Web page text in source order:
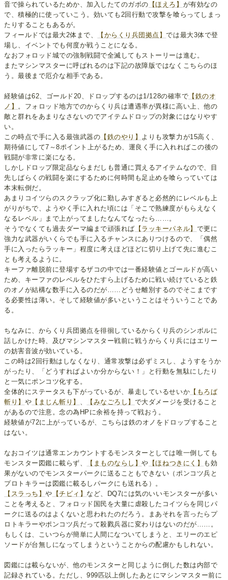
音で操られているためか、加入したてのガボの 【ほえろ】 が有効なの
で、積極的に使っていこう。効いても2回行動で攻撃を喰らってしまっ
たりすることもあるが。
フィールドでは最大2体まで、
【からくり兵団拠点】では最大3体で登
場し、イベントでも何度か戦うことになる。
なおフォロッド城での強制戦闘で全滅してもストーリーは進む。
またマシンマスターに呼ばれるのは下記の故障版ではなくこちらのほ
う。最後まで厄介な相手である。
経験値は62、ゴールド20、ドロップするのは1/128の確率で 【鉄のオ
ノ】 。フォロッド地方でのからくり兵は遭遇率が異様に高い上、他の
敵と群れをあまりなさないのでアイテムドロップの対象にはなりやす
い。
この時点で手に入る最強武器の 【鉄のやり】 よりも攻撃力が15高く、
期待値にして7～8ポイント上がるため、運良く手に入れればこの後の
戦闘が非常に楽になる。
しかしドロップ限定品ならまだしも普通に買えるアイテムなので、目
先しばらくの戦闘を楽にするために何時間も足止めを喰らっていては
本末転倒だ。
あまりコイツらのスクラップ化に勤しみすぎると必然的にレベルも上
がりがちで、ようやく手に入れた頃には「そこで熟練度がもらえなく
なるレベル」まで上がってましたなんてなったら……。
そうでなくても過去ダーマ編まで頑張れば 【ラッキーパネル】 で更に
強力な武器がいくらでも手に入るチャンスにありつけるので、「偶然
手に入ったらラッキー」程度に考えほどほどに切り上げて先に進むこ
とも考えるように。
キーファ離脱前に登場するザコの中では一番経験値とゴールドが高い
ため、キーファのレベルをひたすら上げるために戦い続けていると鉄
のオノが結構な数手に入るのだが……どうせ離別するのでそこまです
る必要性は薄い。そして経験値が多いということはそういうことであ
る。
ちなみに、からくり兵団拠点を徘徊しているからくり兵のシンボルに
話しかけた時、及びマシンマスター戦前に戦うからくり兵にはエリー
の妨害音波が効いている。
この時は2回行動はしなくなり、通常攻撃は必ずミスし、ようすをうか
がったり、「どうすればよいか分からない！」と行動を無駄にしたり
と一気にポンコツ化する。
全体的にステータスも下がっているが、暴走しているせいか 【もろば
斬り】 や 【まじん斬り】 、 【みなごろし】 で大ダメージを受けること
があるので注意。念の為HPに余裕を持って戦おう。
経験値が72に上がっているが、こちらは鉄のオノをドロップすること
はない。
なおコイツは通常エンカウントするモンスターとしては唯一倒しても
モンスター図鑑に載らず、
【まものならし】や 【ほねつきにく】
も効
果がないのでモンスターパークに送ることもできない（ポンコツ兵と
プロトキラーは図鑑に載るしパークにも送れる）。
【スラっち】や 【チビィ】 など、DQ7には気のいいモンスターが多い
ことを考えると、フォロッド国民を大量に虐殺したコイツらを同じパ
ークに送るのはよくないと思われたのだろう。まあそれを言ったらプ
ロトキラーやポンコツ兵だって殺戮兵器に変わりはないのだが……。
もしくは、こいつらが簡単に人間になついてしまうと、エリーのエピ
ソードが台無しになってしまうということからの配慮かもしれない。
図鑑には載らないが、他のモンスターと同じように倒した数は内部で
記録されている。ただし、999匹以上倒したあとにマシンマスター前に